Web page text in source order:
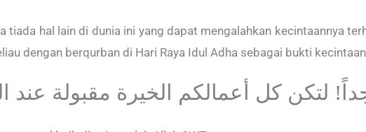
tiada hal lain di dunia ini yang dapat mengalahkan kecintaannya
dengan berqurban di Hari Raya Idul Adha sebagai bukti
لتكن كل أعمالكم الخيرة مقبولة عند